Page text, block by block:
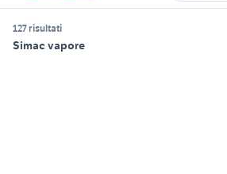
127 risultati
Simac vapore